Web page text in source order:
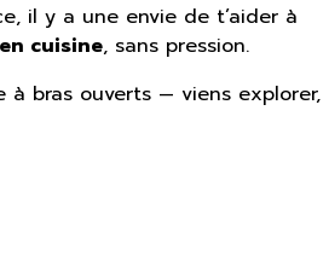
il y a une envie de t’aider à
cuisine, sans pression.
à bras ouverts — viens explorer,